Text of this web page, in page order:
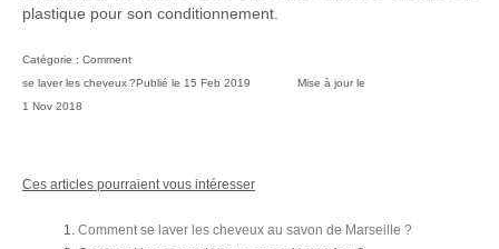
plastique pour son conditionnement.
Catégorie : Comment
se laver les cheveux ?Publié le 15 Feb 2019
Mise à jour le
1 Nov 2018
Ces articles pourraient vous intéresser
Comment se laver les cheveux au savon de Marseille ?